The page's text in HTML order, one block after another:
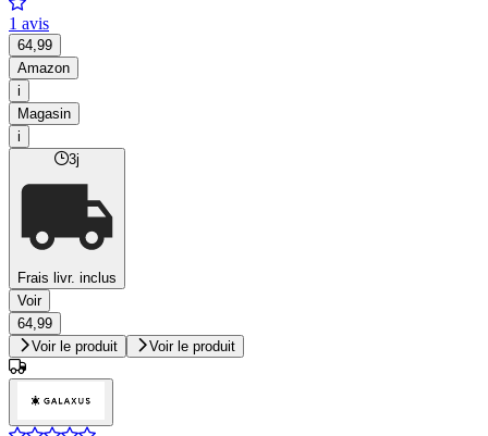
1 avis
64,99
Amazon
i
Magasin
i
3j
Frais livr. inclus
Voir
64,99
Voir le produit
Voir le produit